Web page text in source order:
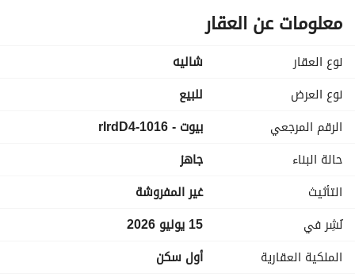
مقدم : 400 الف
تقسيط علي 4 سنين
اجمالي السعر :8,000,000
للتواصل فون + واتساب :
عرض معلومات الاتصال
معلومات عن العقار
نوع العقار
شاليه
نوع العرض
للبيع
الرقم المرجعي
بيوت - 1016-rIrdD4
حالة البناء
جاهز
التأثيث
غير المفروشة
نُشِر في
15 يوليو 2026
الملكية العقارية
أول سكن